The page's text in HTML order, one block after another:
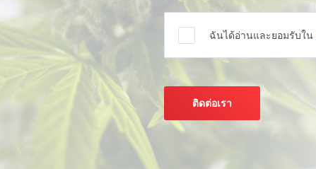
ฉันได้อ่านและยอมรับใน
ติดต่อเรา